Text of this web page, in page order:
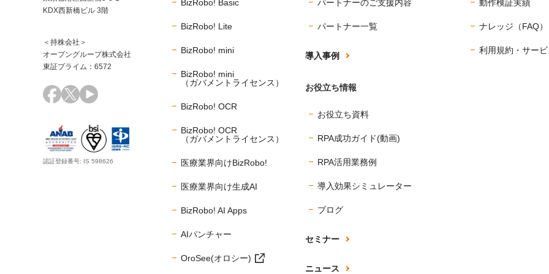
KDX西新橋ビル 3階
＜持株会社＞
オープングループ株式会社
東証プライム：6572
認証登録番号: IS 598626
BizRobo! Basic
BizRobo! Lite
BizRobo! mini
BizRobo! mini
（ガバメントライセンス）
BizRobo! OCR
BizRobo! OCR
（ガバメントライセンス）
医療業界向けBizRobo!
医療業界向け生成AI
BizRobo! AI Apps
AIパンチャー
OroSee(オロシー)
パートナーのご支援内容
パートナー一覧
導入事例
お役立ち情報
お役立ち資料
RPA成功ガイド(動画)
RPA活用業務例
導入効果シミュレーター
ブログ
セミナー
ニュース
動作検証実績
ナレッジ（FAQ）
利用規約・サー